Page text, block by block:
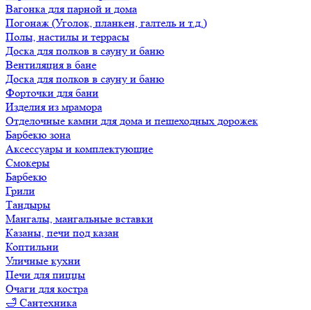
Вагонка для парной и дома
Погонаж (Уголок, планкен, галтель и т.д.)
Полы, настилы и террасы
Доска для полков в сауну и баню
Вентиляция в бане
Доска для полков в сауну и баню
Форточки для бани
Изделия из мрамора
Отделочные камни для дома и пешеходных дорожек
Барбекю зона
Аксессуары и комплектующие
Смокеры
Барбекю
Грили
Тандыры
Мангалы, мангальные вставки
Казаны, печи под казан
Коптильни
Уличные кухни
Печи для пиццы
Очаги для костра
🛁 Сантехника